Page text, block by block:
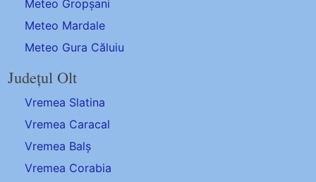
Meteo Gropșani
Meteo Mardale
Meteo Gura Căluiu
Județul Olt
Vremea Slatina
Vremea Caracal
Vremea Balș
Vremea Corabia